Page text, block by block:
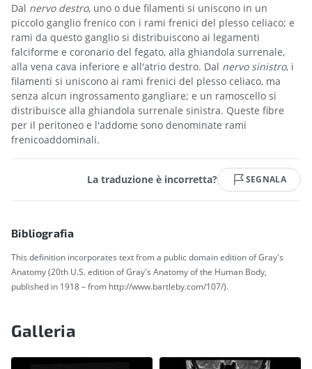
Dal nervo destro, uno o due filamenti si uniscono in un
piccolo ganglio frenico con i rami frenici del plesso celiaco; e
rami da questo ganglio si distribuiscono ai legamenti
falciforme e coronario del fegato, alla ghiandola surrenale,
alla vena cava inferiore e all'atrio destro. Dal nervo sinistro, i
filamenti si uniscono ai rami frenici del plesso celiaco, ma
senza alcun ingrossamento gangliare; e un ramoscello si
distribuisce alla ghiandola surrenale sinistra. Queste fibre
per il peritoneo e l'addome sono denominate rami
frenicoaddominali.
La traduzione è incorretta? SEGNALA
Bibliografia
This definition incorporates text from a public domain edition of Gray's
Anatomy (20th U.S. edition of Gray's Anatomy of the Human Body,
published in 1918 – from http://www.bartleby.com/107/).
Galleria